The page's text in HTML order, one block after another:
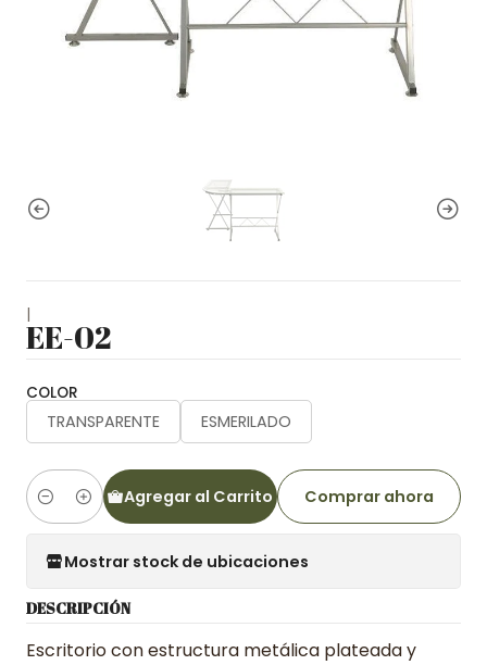
|
EE-02
COLOR
TRANSPARENTE ESMERILADO
Cantidad
Agregar al Carrito Comprar ahora
Mostrar stock de ubicaciones
DESCRIPCIÓN
Escritorio con estructura metálica plateada y